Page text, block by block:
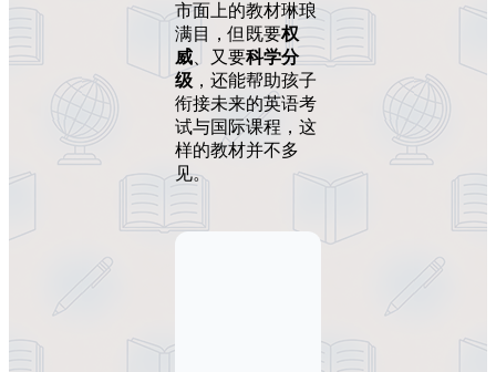
市面上的教材琳琅
满目，但既要权
威 、又要科学分
级 ，还能帮助孩子
衔接未来的英语考
试与国际课程，这
样的教材并不多
见。